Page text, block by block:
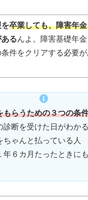
卒業しても、障害年
あるんよ。障害基礎年金
件をクリアする必要が
もらうための３つの条
断を受けた日がわか
ゃんと払っている人
６カ月たったときに